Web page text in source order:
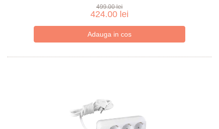
499.00 lei
424.00 lei